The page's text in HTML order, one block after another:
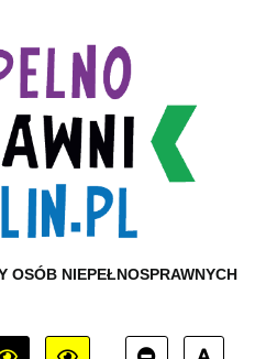
OSÓB NIEPEŁNOSPRAWNYCH